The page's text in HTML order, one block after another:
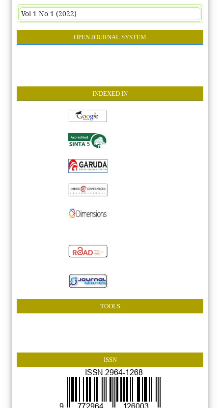
Vol 1 No 1 (2022)
OPEN JOURNAL SYSTEM
INDEXED IN
TOOLS
ISSN